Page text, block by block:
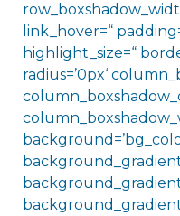
link_hover=“
highlight_size=“
radius=’0px‘